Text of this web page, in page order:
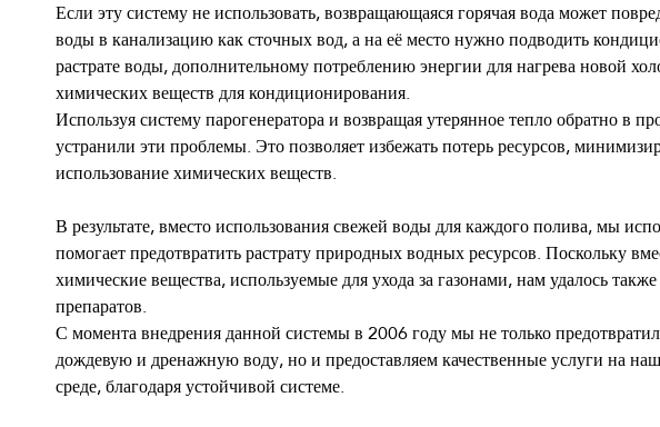
Если эту систему не использовать, возвращающаяся горячая вода может
воды в канализацию как сточных вод, а на её место нужно подводить
растрате воды, дополнительному потреблению энергии для нагрева новой
химических веществ для кондиционирования.
Используя систему парогенератора и возвращая утерянное тепло обратно в
устранили эти проблемы. Это позволяет избежать потерь ресурсов,
использование химических веществ.
В результате, вместо использования свежей воды для каждого полива, мы
помогает предотвратить растрату природных водных ресурсов. Поскольку
химические вещества, используемые для ухода за газонами, нам удалось
препаратов.
С момента внедрения данной системы в 2006 году мы не только
дождевую и дренажную воду, но и предоставляем качественные услуги на
среде, благодаря устойчивой системе.